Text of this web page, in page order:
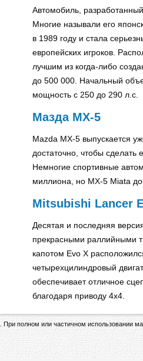
Автомобиль,
Многие называли его
в 1989 году и стала
европейских игроков.
лучшим из когда-либо
до 500 000. Начальный
мощность с 250 до 290 л.с.
Мазда МХ-5
Mazda MX-5 выпускается
достаточно, чтобы сделать
Немногие спортивные
миллиона, но MX-5 Miata
Mitsubishi Lancer
Десятая и последняя
прекрасными раллийными
капотом Evo X
четырехцилиндровый
обеспечивает отличное
благодаря приводу 4x4.
полном или частичном использовании